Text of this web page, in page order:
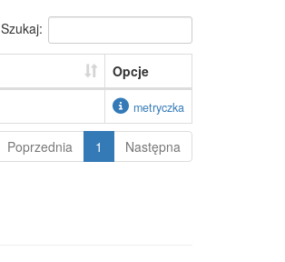
Szukaj:
Opcje
metryczka
Poprzednia 1 Następna